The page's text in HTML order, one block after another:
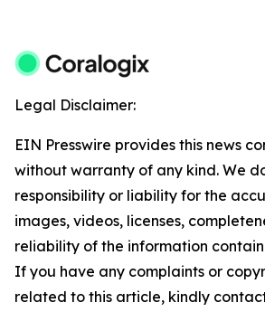
Legal Disclaimer:
EIN Presswire provides this news
without warranty of any kind. We
responsibility or liability for the
images, videos, licenses,
reliability of the information
If you have any complaints or
related to this article, kindly